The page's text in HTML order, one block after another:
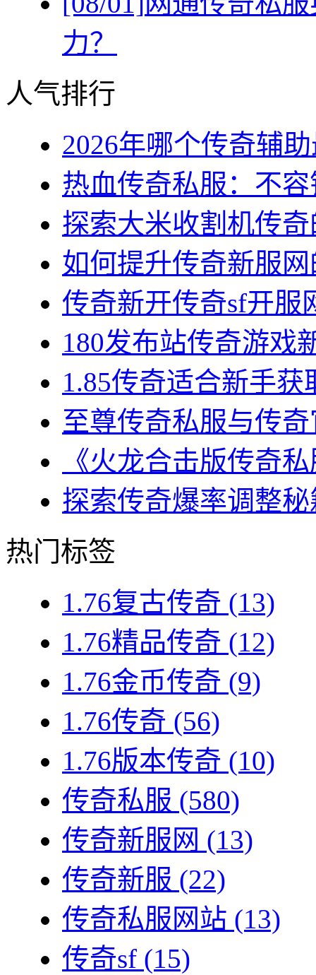
力？
人气排行
2026年哪个传奇辅
热血传奇私服：不
探索大米收割机传
如何提升传奇新服
传奇新开传奇sf开服
180发布站传奇游戏
1.85传奇适合新手
至尊传奇私服与传
《火龙合击版传奇
探索传奇爆率调整
热门标签
1.76复古传奇 (13)
1.76精品传奇 (12)
1.76金币传奇 (9)
1.76传奇 (56)
1.76版本传奇 (10)
传奇私服 (580)
传奇新服网 (13)
传奇新服 (22)
传奇私服网站 (13)
传奇sf (15)